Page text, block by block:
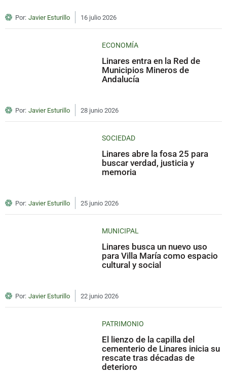
Por: Javier Esturillo 16 julio 2026
ECONOMÍA
Linares entra en la Red de
Municipios Mineros de
Andalucía
Por: Javier Esturillo 28 junio 2026
SOCIEDAD
Linares abre la fosa 25 para
buscar verdad, justicia y
memoria
Por: Javier Esturillo 25 junio 2026
MUNICIPAL
Linares busca un nuevo uso
para Villa María como espacio
cultural y social
Por: Javier Esturillo 22 junio 2026
PATRIMONIO
El lienzo de la capilla del
cementerio de Linares inicia su
rescate tras décadas de
deterioro